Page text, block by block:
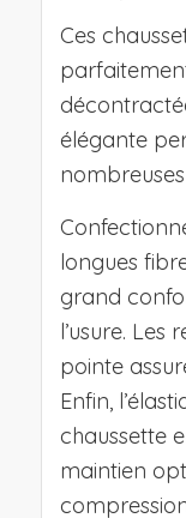
Ces
élégante
longues
grand
l’usure. Les
pointe
Enfin,
chaussette
maintien